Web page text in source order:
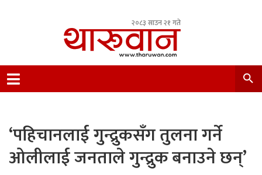
२०८३ साउन २१ गते
Nepal.
‘पहिचानलाई गुन्द्रुकसँग तुलना गर्ने
ओलीलाई जनताले गुन्द्रुक बनाउने छन्’